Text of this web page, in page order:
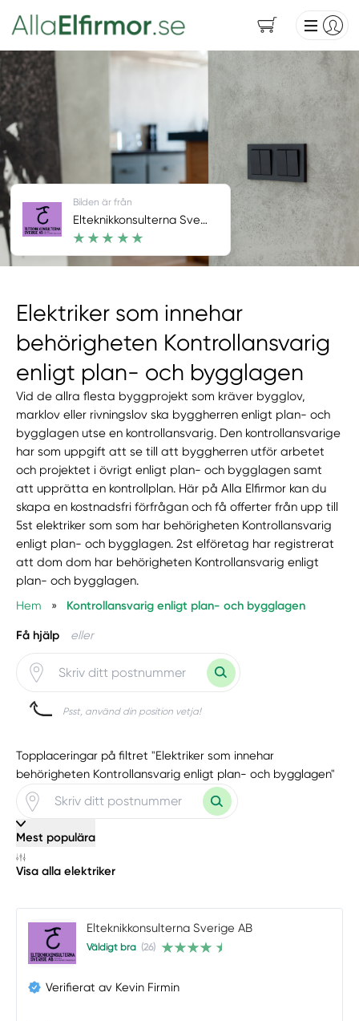
Elektriker som innehar
behörigheten Kontrollansvarig
enligt plan- och bygglagen
Vid de allra flesta byggprojekt som kräver bygglov,
marklov eller rivningslov ska byggherren enligt plan- och
bygglagen utse en kontrollansvarig. Den kontrollansvarige
har som uppgift att se till att byggherren utför arbetet
och projektet i övrigt enligt plan- och bygglagen samt
att upprätta en kontrollplan. Här på Alla Elfirmor kan du
skapa en kostnadsfri förfrågan och få offerter från upp till
5st elektriker som som har behörigheten Kontrollansvarig
enligt plan- och bygglagen. 2st elföretag har registrerat
att dom dom har behörigheten Kontrollansvarig enligt
plan- och bygglagen.
Hem
» Kontrollansvarig enligt plan- och bygglagen
Få hjälp eller
Psst, använd din position vetja!
Bilden är från
Elteknikkonsulterna Sverige AB
Topplaceringar på filtret "Elektriker som innehar
behörigheten Kontrollansvarig enligt plan- och bygglagen"
Mest populära
Visa alla elektriker
Elteknikkonsulterna Sverige AB
Väldigt bra (26)
Verifierat av Kevin Firmin